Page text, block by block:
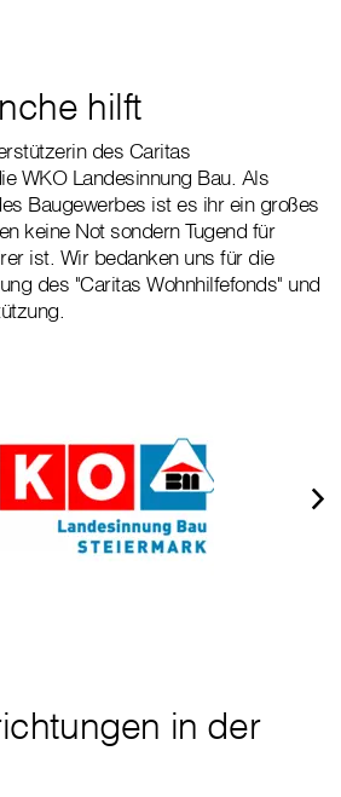
hilft
des Caritas
WKO Landesinnung Bau. Als
Baugewerbes ist es ihr ein großes
keine Not sondern Tugend für
ist. Wir bedanken uns für die
des "Caritas Wohnhilfefonds" und
in der